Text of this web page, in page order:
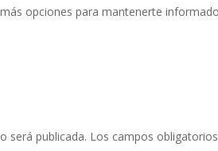
opciones para mantenerte
será publicada. Los campos